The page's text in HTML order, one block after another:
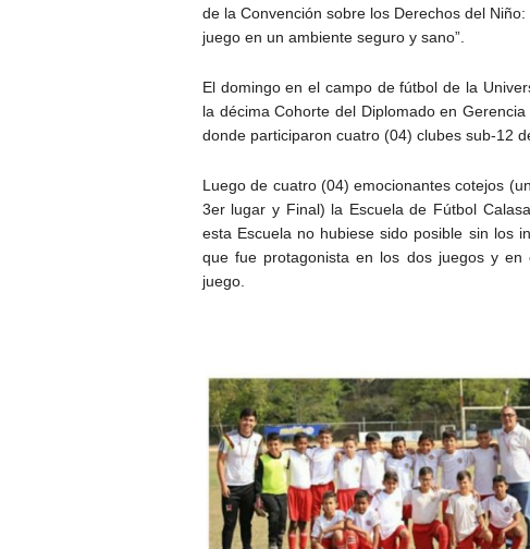
de la Convención sobre los Derechos del
juego en un ambiente seguro y sano”.
El domingo en el campo de fútbol de la
la décima Cohorte del Diplomado en
donde participaron cuatro (04) clubes sub-12
Luego de cuatro (04) emocionantes cotejos
3er lugar y Final) la Escuela de Fútbol
esta Escuela no hubiese sido posible sin los
que fue protagonista en los dos juegos y
juego.